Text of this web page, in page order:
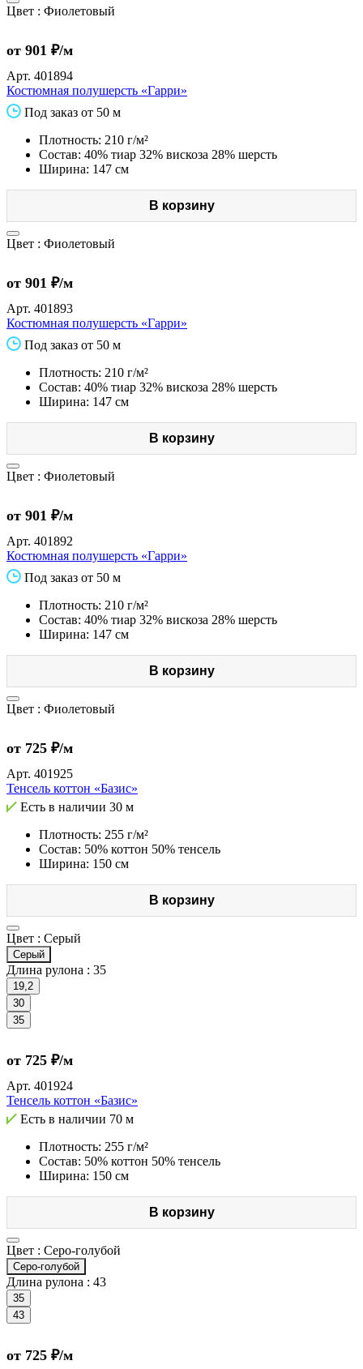
Цвет : Фиолетовый
от 901 ₽/м
Арт. 401894
Костюмная полушерсть «Гарри»
Под заказ от 50 м
Плотность: 210 г/м²
Состав: 40% тиар 32% вискоза 28% шерсть
Ширина: 147 см
В корзину
Цвет : Фиолетовый
от 901 ₽/м
Арт. 401893
Костюмная полушерсть «Гарри»
Под заказ от 50 м
Плотность: 210 г/м²
Состав: 40% тиар 32% вискоза 28% шерсть
Ширина: 147 см
В корзину
Цвет : Фиолетовый
от 901 ₽/м
Арт. 401892
Костюмная полушерсть «Гарри»
Под заказ от 50 м
Плотность: 210 г/м²
Состав: 40% тиар 32% вискоза 28% шерсть
Ширина: 147 см
В корзину
Цвет : Фиолетовый
от 725 ₽/м
Арт. 401925
Тенсель коттон «Базис»
Есть в наличии 30 м
Плотность: 255 г/м²
Состав: 50% коттон 50% тенсель
Ширина: 150 см
В корзину
Цвет : Серый
Серый
Длина рулона : 35
19,2
30
35
от 725 ₽/м
Арт. 401924
Тенсель коттон «Базис»
Есть в наличии 70 м
Плотность: 255 г/м²
Состав: 50% коттон 50% тенсель
Ширина: 150 см
В корзину
Цвет : Серо-голубой
Серо-голубой
Длина рулона : 43
35
43
от 725 ₽/м